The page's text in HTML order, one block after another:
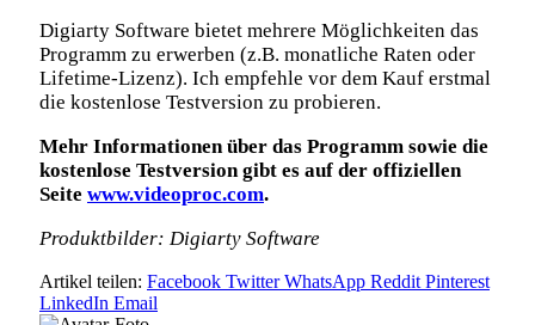
Digiarty Software bietet mehrere Möglichkeiten das
Programm zu erwerben (z.B. monatliche Raten oder
Lifetime-Lizenz). Ich empfehle vor dem Kauf erstmal
die kostenlose Testversion zu probieren.
Mehr Informationen über das Programm sowie die
kostenlose Testversion gibt es auf der offiziellen
Seite www.videoproc.com.
Produktbilder: Digiarty Software
Artikel teilen: Facebook Twitter WhatsApp Reddit Pinterest
LinkedIn Email